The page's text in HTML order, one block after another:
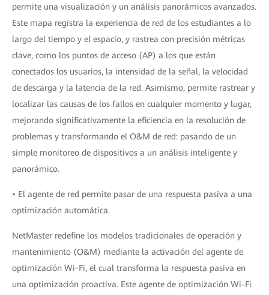
permite una visualización y un análisis panorámicos avanzados.
Este mapa registra la experiencia de red de los estudiantes a lo
largo del tiempo y el espacio, y rastrea con precisión métricas
clave, como los puntos de acceso (AP) a los que están
conectados los usuarios, la intensidad de la señal, la velocidad
de descarga y la latencia de la red. Asimismo, permite rastrear y
localizar las causas de los fallos en cualquier momento y lugar,
mejorando significativamente la eficiencia en la resolución de
problemas y transformando el O&M de red: pasando de un
simple monitoreo de dispositivos a un análisis inteligente y
panorámico.
• El agente de red permite pasar de una respuesta pasiva a una
optimización automática.
NetMaster redefine los modelos tradicionales de operación y
mantenimiento (O&M) mediante la activación del agente de
optimización Wi-Fi, el cual transforma la respuesta pasiva en
una optimización proactiva. Este agente de optimización Wi-Fi